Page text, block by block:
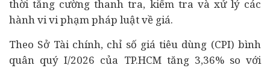
thời tăng cường thanh tra, kiểm tra và xử lý các
hành vi vi phạmpháp luậtvề giá.
Theo Sở Tài chính, chỉ số giá tiêu dùng (CPI) bình
quân quý I/2026 của TP.HCM tăng 3,36% so với